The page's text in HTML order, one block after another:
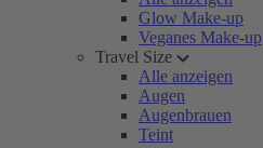
Glow Make-up
Veganes Make-up
Travel Size
Alle anzeigen
Augen
Augenbrauen
Teint